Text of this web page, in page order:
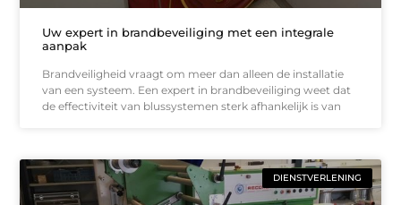
Uw expert in brandbeveiliging met een integrale
aanpak
Brandveiligheid vraagt om meer dan alleen de installatie
van een systeem. Een expert in brandbeveiliging weet dat
de effectiviteit van blussystemen sterk afhankelijk is van
DIENSTVERLENING